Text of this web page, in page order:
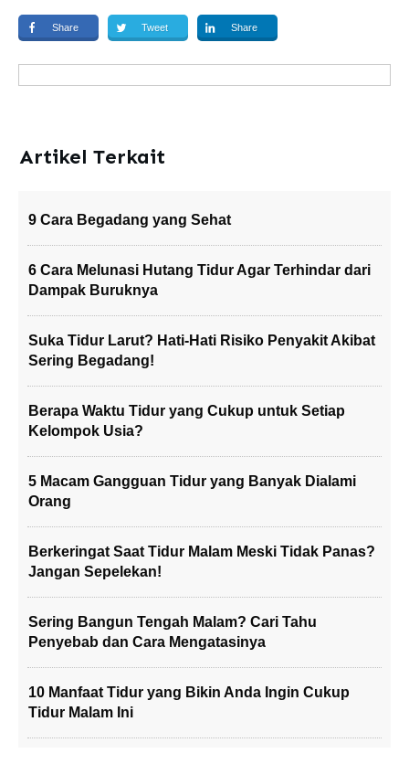
Share Tweet Share
Artikel Terkait
9 Cara Begadang yang Sehat
6 Cara Melunasi Hutang Tidur Agar Terhindar dari
Dampak Buruknya
Suka Tidur Larut? Hati-Hati Risiko Penyakit Akibat
Sering Begadang!
Berapa Waktu Tidur yang Cukup untuk Setiap
Kelompok Usia?
5 Macam Gangguan Tidur yang Banyak Dialami
Orang
Berkeringat Saat Tidur Malam Meski Tidak Panas?
Jangan Sepelekan!
Sering Bangun Tengah Malam? Cari Tahu
Penyebab dan Cara Mengatasinya
10 Manfaat Tidur yang Bikin Anda Ingin Cukup
Tidur Malam Ini